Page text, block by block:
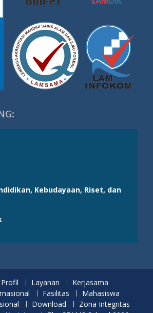
Kebudayaan, Riset, dan
Profil Layanan
Kerjasama
Fasilitas
Mahasiswa
Download
Zona Integritas